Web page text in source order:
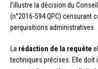
l’illustre la décision du
(n°2016-594 QPC) censurant
perquisitions administratives.
La rédaction de la requête
techniques précises. Elle